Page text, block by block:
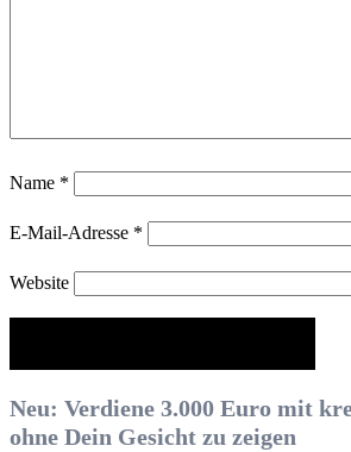
Name *
E-Mail-Adresse *
Website
Neu: Verdiene 3.000 Euro mit
ohne Dein Gesicht zu zeigen